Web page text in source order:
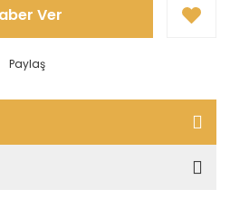
Ver
Paylaş